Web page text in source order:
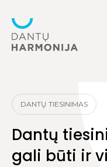
DANTŲ TIESINIMAS
Dantų
gali būti ir